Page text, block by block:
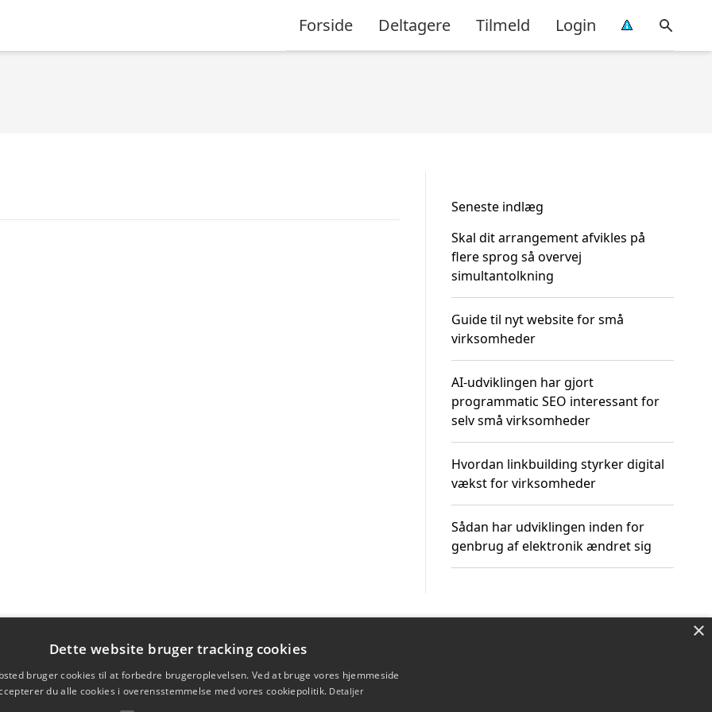
Forside Deltagere Tilmeld Login
Seneste indlæg
Skal dit arrangement afvikles på
flere sprog så overvej
simultantolkning
Guide til nyt website for små
virksomheder
AI-udviklingen har gjort
programmatic SEO interessant for
selv små virksomheder
Hvordan linkbuilding styrker digital
vækst for virksomheder
Sådan har udviklingen inden for
genbrug af elektronik ændret sig
×
Dette website bruger tracking cookies
bruger cookies til at forbedre brugeroplevelsen. Ved at bruge vores hjemmeside
du alle cookies i overensstemmelse med vores cookiepolitik. Detaljer